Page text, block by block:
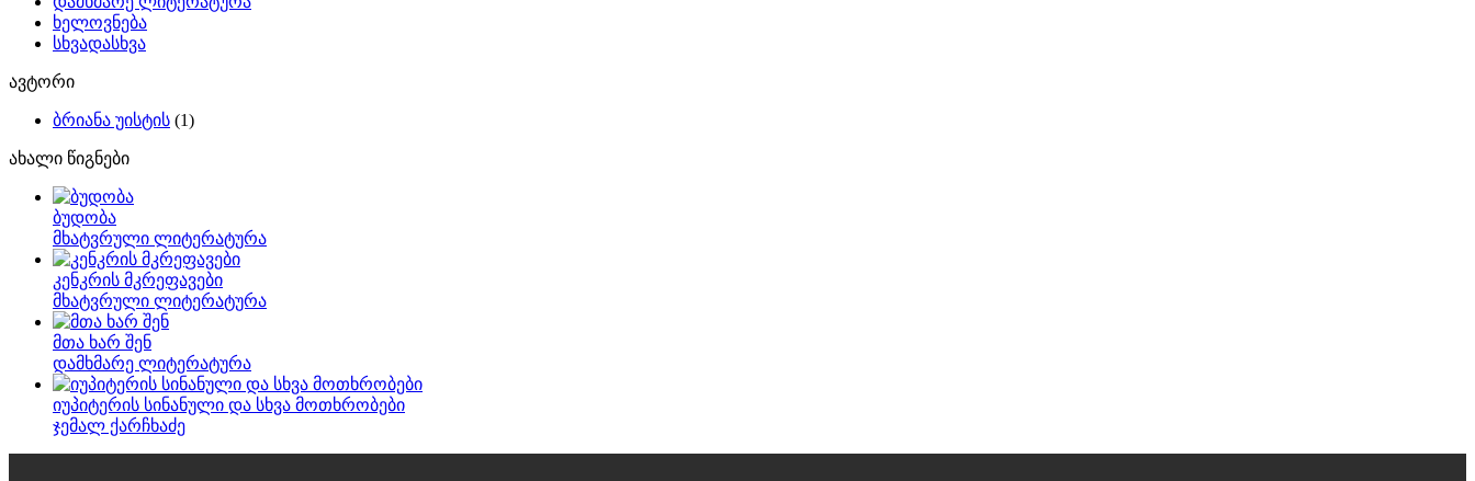
ხელოვნება
სხვადასხვა
ავტორი
ბრიანა უისტის (1)
ახალი წიგნები
ბუდობა
მხატვრული ლიტერატურა
კენკრის მკრეფავები
მხატვრული ლიტერატურა
მთა ხარ შენ
დამხმარე ლიტერატურა
იუპიტერის სინანული და სხვა მოთხრობები
ჯემალ ქარჩხაძე